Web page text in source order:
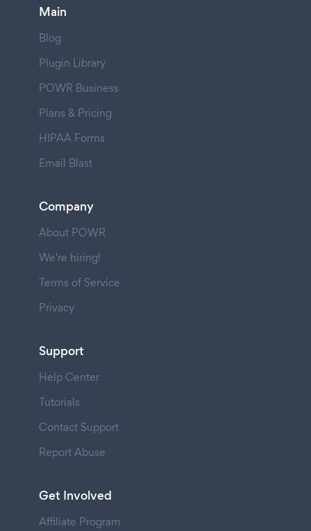
Main
Blog
Plugin Library
POWR Business
Plans & Pricing
HIPAA Forms
Email Blast
Company
About POWR
We're hiring!
Terms of Service
Privacy
Support
Help Center
Tutorials
Contact Support
Report Abuse
Get Involved
Affiliate Program